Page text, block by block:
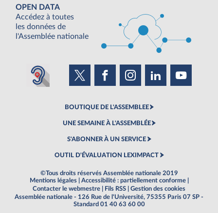
OPEN DATA
Accédez à toutes
les données de
l'Assemblée nationale
BOUTIQUE DE L'ASSEMBLEE
UNE SEMAINE À L'ASSEMBLÉE
S'ABONNER À UN SERVICE
OUTIL D'ÉVALUATION LEXIMPACT
©Tous droits réservés Assemblée nationale 2019
Mentions légales
Accessibilité : partiellement conforme
Contacter le webmestre
Fils RSS
Gestion des cookies
Assemblée nationale - 126 Rue de l'Université, 75355 Paris 07 SP -
Standard 01 40 63 60 00